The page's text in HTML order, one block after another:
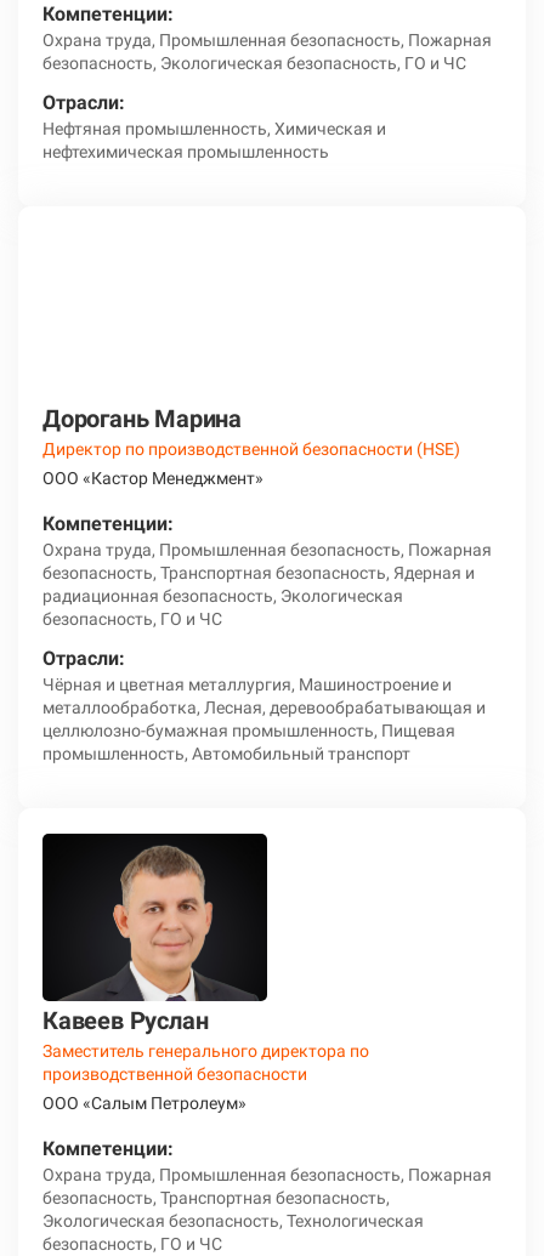
Компетенции:
Охрана труда, Промышленная безопасность, Пожарная
безопасность, Экологическая безопасность, ГО и ЧС
Отрасли:
Нефтяная промышленность, Химическая и
нефтехимическая промышленность
Дорогань Марина
Директор по производственной безопасности (HSE)
ООО «Кастор Менеджмент»
Компетенции:
Охрана труда, Промышленная безопасность, Пожарная
безопасность, Транспортная безопасность, Ядерная и
радиационная безопасность, Экологическая
безопасность, ГО и ЧС
Отрасли:
Чёрная и цветная металлургия, Машиностроение и
металлообработка, Лесная, деревообрабатывающая и
целлюлозно-бумажная промышленность, Пищевая
промышленность, Автомобильный транспорт
Кавеев Руслан
Заместитель генерального директора по
производственной безопасности
ООО «Салым Петролеум»
Компетенции:
Охрана труда, Промышленная безопасность, Пожарная
безопасность, Транспортная безопасность,
Экологическая безопасность, Технологическая
безопасность, ГО и ЧС